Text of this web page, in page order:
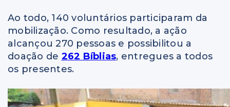
Ao todo, 140 voluntários participaram da
mobilização. Como resultado, a ação
alcançou 270 pessoas e possibilitou a
doação de 262 Bíblias, entregues a todos
os presentes.